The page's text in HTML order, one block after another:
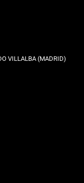
VILLALBA (MADRID)